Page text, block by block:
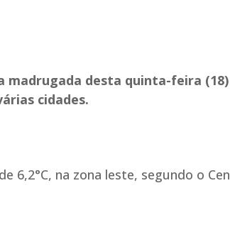
madrugada desta quinta-feira
cidades.
na zona leste, segundo o